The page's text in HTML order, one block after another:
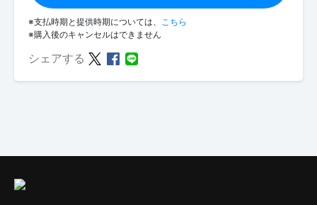
※支払時期と提供時期については、 こちら
※購入後のキャンセルはできません
シェアする